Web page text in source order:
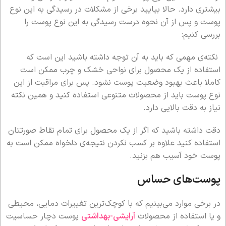
بیشتری دارد. حالا بیایید برخی از مشکلات در رسیدگی به این نوع
پوست و پس از آن نحوه درست رسیدگی به این نوع پوست را
بررسی کنیم:
نکته‌ی مهمی که باید به آن توجه داشته باشید این است که
استفاده از یک محصول برای نواحی خشک و چرب ممکن است
کاملا باعث بهبود وضعیت پوست نشود. پس برای مراقبت از این
نوع پوست باید از محصولات متنوعی استفاده کنید و همین نکته
نیاز به دقت بالایی دارد.
دقت داشته باشید که اگر از یک محصول برای تمام نقاط صورتتان
استفاده کنید علاوه بر کسب نکردن نتیجه‌ی دلخواه ممکن است به
پوست خود آسیب هم بزنید.
پوست‌های حساس
در برخی موارد می‌بینیم که با کوچک‌ترین تغییرات دمایی، محیطی
و یا استفاده از محصولات آرایشی-بهداشتی پوست دچار حساسیت